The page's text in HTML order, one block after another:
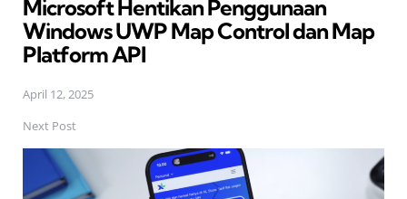
Microsoft Hentikan Penggunaan
Windows UWP Map Control dan Map
Platform API
April 12, 2025
Next Post